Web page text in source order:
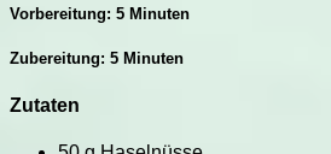
Vorbereitung: 5 Minuten
Zubereitung: 5 Minuten
Zutaten